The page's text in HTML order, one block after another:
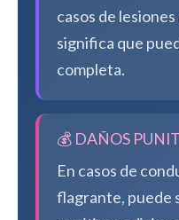
casos de
significa que
completa.
💰 DAÑOS
En casos de
flagrante, puede